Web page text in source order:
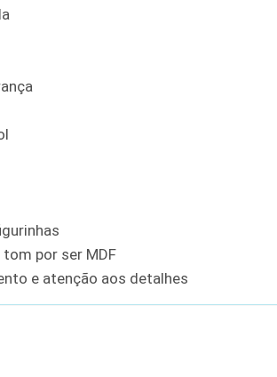
por ser MDF
e atenção aos detalhes